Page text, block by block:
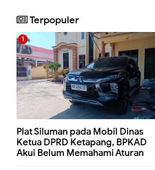
Terpopuler
Plat Siluman pada Mobil Dinas
Ketua DPRD Ketapang, BPKAD
Akui Belum Memahami Aturan